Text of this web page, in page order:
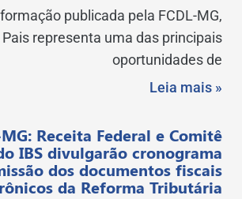
publicada pela FCDL-MG,
Pais representa uma das principais
oportunidades de
Leia mais »
MG: Receita Federal e Comitê
IBS divulgarão cronograma
dos documentos fiscais
da Reforma Tributária